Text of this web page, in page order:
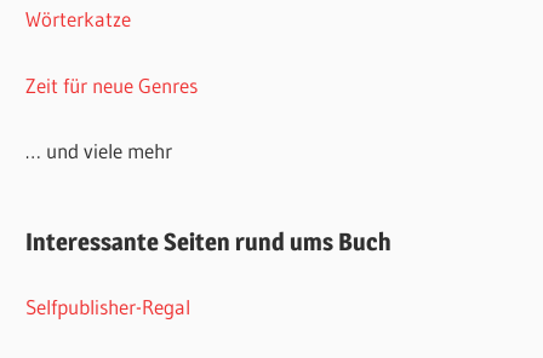
Wörterkatze
Zeit für neue Genres
… und viele mehr
Interessante Seiten rund ums Buch
Selfpublisher-Regal